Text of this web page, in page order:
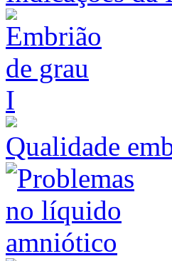
Qualidade